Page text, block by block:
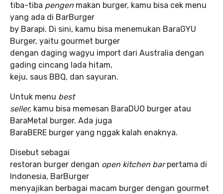
tiba-tiba pengen makan burger, kamu bisa cek menu
yang ada di BarBurger
by Barapi. Di sini, kamu bisa menemukan BaraGYU
Burger, yaitu gourmet burger
dengan daging wagyu import dari Australia dengan
gading cincang lada hitam,
keju, saus BBQ, dan sayuran.
Untuk menu best
seller, kamu bisa memesan BaraDUO burger atau
BaraMetal burger. Ada juga
BaraBERE burger yang nggak kalah enaknya.
Disebut sebagai
restoran burger dengan open kitchen barpertama di
Indonesia, BarBurger
menyajikan berbagai macam burger dengan gourmet